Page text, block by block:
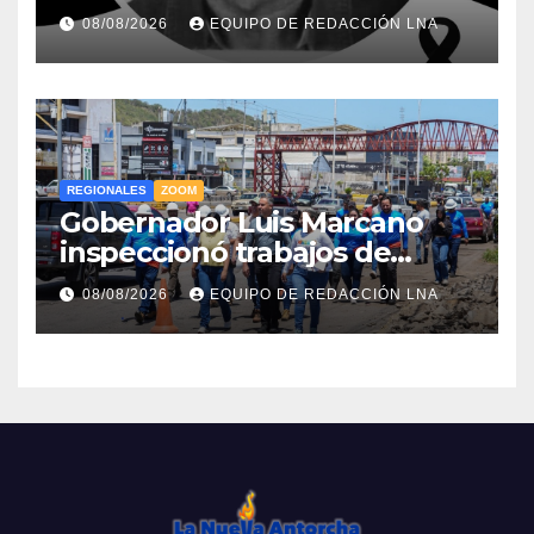
legado musical de la Billo’s
Caracas Boys
08/08/2026 EQUIPO DE REDACCIÓN LNA
REGIONALES ZOOM
Gobernador Luis Marcano
inspeccionó trabajos de
rehabilitación en al Av.
Intercomunal
08/08/2026 EQUIPO DE REDACCIÓN LNA